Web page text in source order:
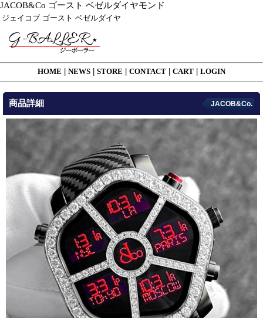
JACOB&Co ゴースト ベゼルダイヤモンド
ジェイコブ ゴースト ベゼルダイヤ
HOME NEWS STORE CONTACT CART LOGIN
商品詳細 JACOB&Co.